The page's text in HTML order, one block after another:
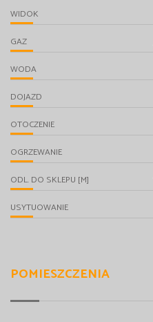
WIDOK
GAZ
WODA
DOJAZD
OTOCZENIE
OGRZEWANIE
ODL. DO SKLEPU [M]
USYTUOWANIE
POMIESZCZENIA